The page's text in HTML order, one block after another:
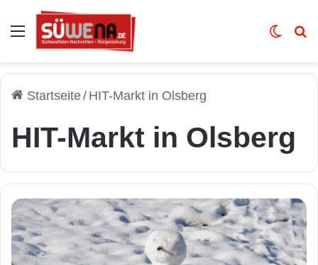
Auswahl Skin
Startseite/ HIT-Markt in Olsberg
HIT-Markt in Olsberg